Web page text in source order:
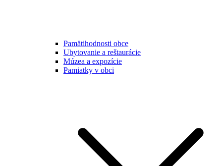
Pamätihodnosti obce
Ubytovanie a reštaurácie
Múzea a expozície
Pamiatky v obci